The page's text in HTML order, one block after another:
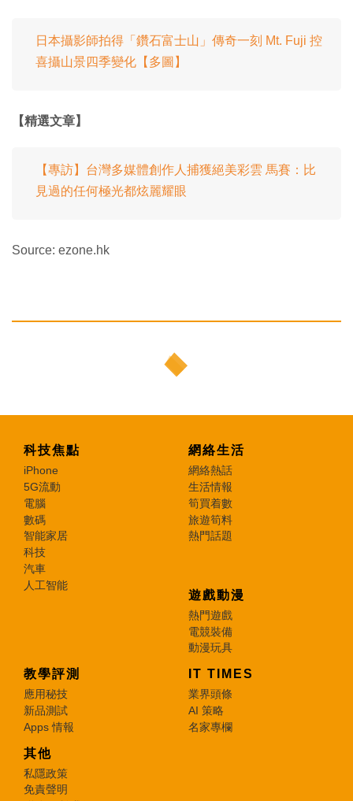
日本攝影師拍得「鑽石富士山」傳奇一刻 Mt. Fuji 控
喜攝山景四季變化【多圖】
【精選文章】
【專訪】台灣多媒體創作人捕獲絕美彩雲 馬賽：比
見過的任何極光都炫麗耀眼
Source: ezone.hk
科技焦點
iPhone
5G流動
電腦
數碼
智能家居
科技
汽車
人工智能
網絡生活
網絡熱話
生活情報
筍買着數
旅遊筍料
熱門話題
遊戲動漫
熱門遊戲
電競裝備
動漫玩具
教學評測
應用秘技
新品測試
Apps 情報
IT TIMES
業界頭條
AI 策略
名家專欄
其他
私隱政策
免責聲明